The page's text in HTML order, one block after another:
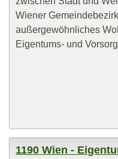
Wiener
außergewöhnliches
Eigentums- und
1190 Wien -